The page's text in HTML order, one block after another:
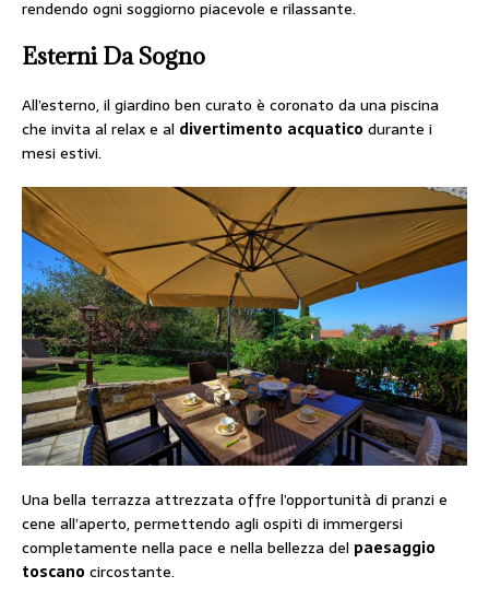
rendendo ogni soggiorno piacevole e rilassante.
Esterni Da Sogno
All’esterno, il giardino ben curato è coronato da una piscina
che invita al relax e al divertimento acquatico durante i
mesi estivi.
Una bella terrazza attrezzata offre l’opportunità di pranzi e
cene all’aperto, permettendo agli ospiti di immergersi
completamente nella pace e nella bellezza del paesaggio
toscano circostante.